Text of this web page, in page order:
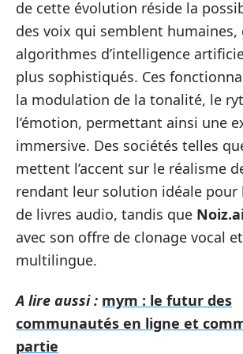
de cette évolution réside la
des voix qui semblent humaines,
algorithmes d’intelligence
plus sophistiqués. Ces
la modulation de la tonalité, le
l’émotion, permettant ainsi une
immersive. Des sociétés telles
mettent l’accent sur le réalisme
rendant leur solution idéale pour
de livres audio, tandis que Noiz.ai
avec son offre de clonage vocal
multilingue.
A lire aussi : mym : le futur des
communautés en ligne et
partie